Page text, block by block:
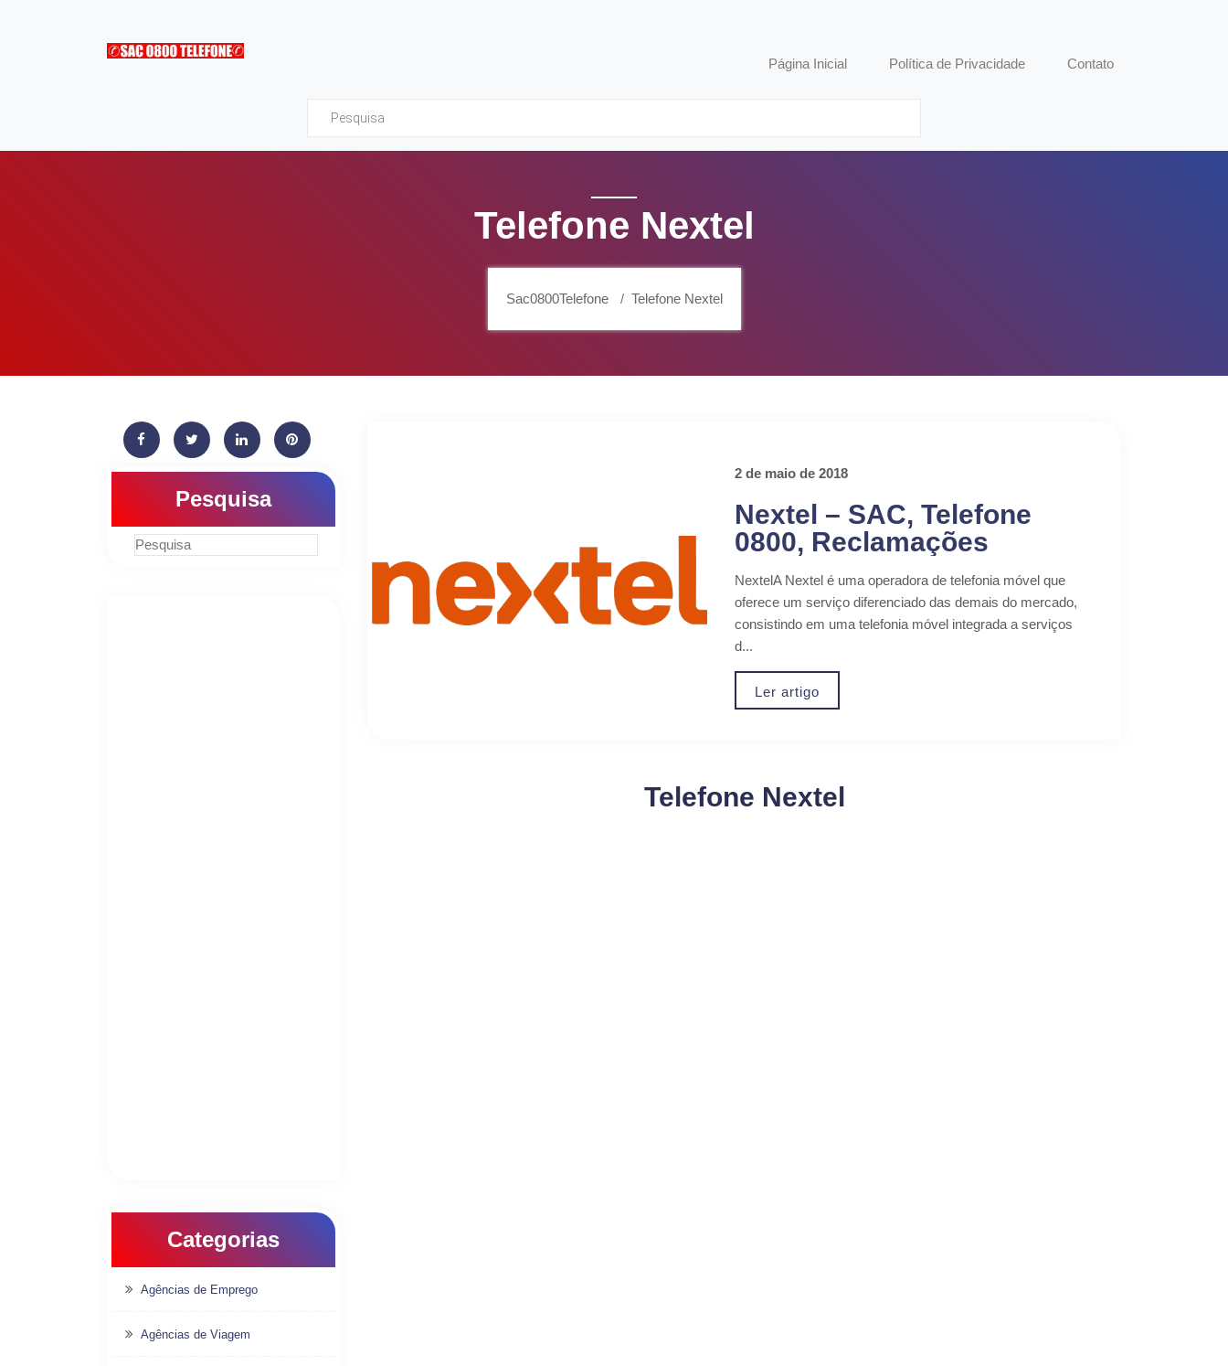
Sac0800Telefone
Página Inicial Política de Privacidade Contato
Telefone Nextel
Sac0800Telefone Telefone Nextel
2 de maio de 2018
Nextel – SAC, Telefone
0800, Reclamações
NextelA Nextel é uma operadora de telefonia móvel que
oferece um serviço diferenciado das demais do mercado,
consistindo em uma telefonia móvel integrada a serviços
d...
Ler artigo
Telefone Nextel
Pesquisa
Categorias
Agências de Emprego
Agências de Viagem